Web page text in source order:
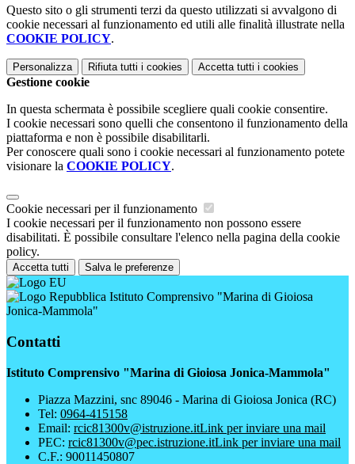
Questo sito o gli strumenti terzi da questo utilizzati si avvalgono di
cookie necessari al funzionamento ed utili alle finalità illustrate nella
COOKIE POLICY.
Personalizza Rifiuta tutti i cookies Accetta tutti i cookies
Gestione cookie
In questa schermata è possibile scegliere quali cookie consentire.
I cookie necessari sono quelli che consentono il funzionamento della
piattaforma e non è possibile disabilitarli.
Per conoscere quali sono i cookie necessari al funzionamento potete
visionare la COOKIE POLICY.
Cookie necessari per il funzionamento
I cookie necessari per il funzionamento non possono essere
disabilitati. È possibile consultare l'elenco nella pagina della cookie
policy.
Accetta tutti Salva le preferenze
Istituto Comprensivo "Marina di Gioiosa
Jonica-Mammola"
Contatti
Istituto Comprensivo "Marina di Gioiosa Jonica-Mammola"
Piazza Mazzini, snc 89046 - Marina di Gioiosa Jonica (RC)
Tel: 0964-415158
Email: rcic81300v@istruzione.itLink per inviare una mail
PEC: rcic81300v@pec.istruzione.itLink per inviare una mail
C.F.: 90011450807